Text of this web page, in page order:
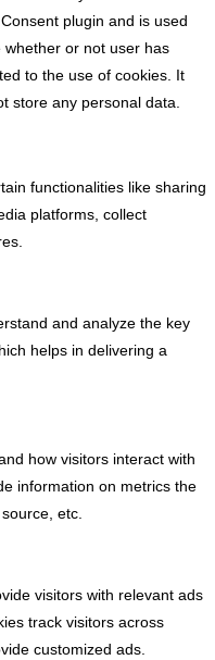
plugin and is used
whether or not user has
to the use of cookies. It
store any personal data.
functionalities like sharing
platforms, collect
and analyze the key
helps in delivering a
how visitors interact with
information on metrics the
etc.
visitors with relevant ads
track visitors across
customized ads.